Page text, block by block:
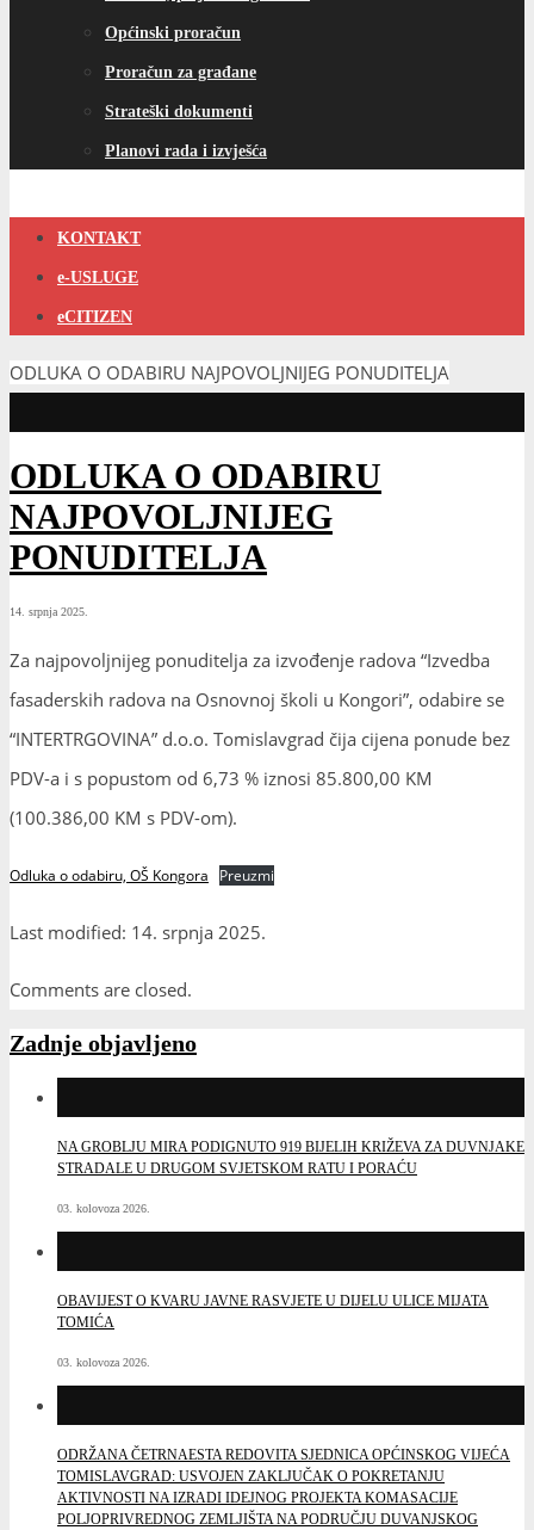
Općinski proračun
Proračun za građane
Strateški dokumenti
Planovi rada i izvješća
KONTAKT
e-USLUGE
eCITIZEN
ODLUKA O ODABIRU NAJPOVOLJNIJEG PONUDITELJA
ODLUKA O ODABIRU
NAJPOVOLJNIJEG
PONUDITELJA
14. srpnja 2025.
Za najpovoljnijeg ponuditelja za izvođenje radova “Izvedba
fasaderskih radova na Osnovnoj školi u Kongori”, odabire se
“INTERTRGOVINA” d.o.o. Tomislavgrad čija cijena ponude bez
PDV-a i s popustom od 6,73 % iznosi 85.800,00 KM
(100.386,00 KM s PDV-om).
Odluka o odabiru, OŠ Kongora Preuzmi
Last modified: 14. srpnja 2025.
Comments are closed.
Zadnje objavljeno
NA GROBLJU MIRA PODIGNUTO 919 BIJELIH KRIŽEVA ZA DUVNJAKE
STRADALE U DRUGOM SVJETSKOM RATU I PORAĆU
03. kolovoza 2026.
OBAVIJEST O KVARU JAVNE RASVJETE U DIJELU ULICE MIJATA
TOMIĆA
03. kolovoza 2026.
ODRŽANA ČETRNAESTA REDOVITA SJEDNICA OPĆINSKOG VIJEĆA
TOMISLAVGRAD: USVOJEN ZAKLJUČAK O POKRETANJU
AKTIVNOSTI NA IZRADI IDEJNOG PROJEKTA KOMASACIJE
POLJOPRIVREDNOG ZEMLJIŠTA NA PODRUČJU DUVANJSKOG